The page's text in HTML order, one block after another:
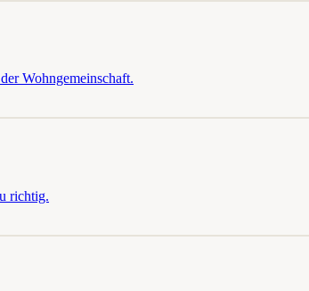
Wohngemeinschaft.
richtig.